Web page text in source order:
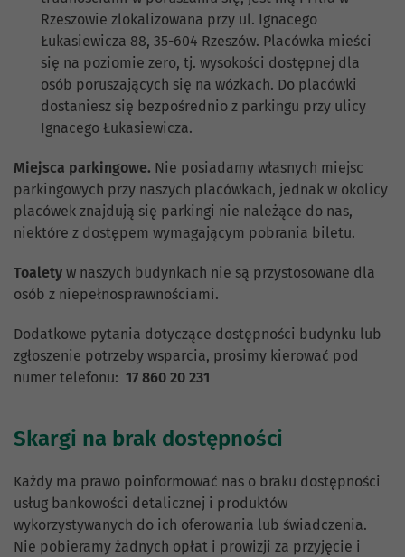
Rzeszowie zlokalizowana przy ul. Ignacego
Łukasiewicza 88, 35-604 Rzeszów. Placówka mieści
się na poziomie zero, tj. wysokości dostępnej dla
osób poruszających się na wózkach. Do placówki
dostaniesz się bezpośrednio z parkingu przy ulicy
Ignacego Łukasiewicza.
Miejsca parkingowe. Nie posiadamy własnych miejsc
parkingowych przy naszych placówkach, jednak w okolicy
placówek znajdują się parkingi nie należące do nas,
niektóre z dostępem wymagającym pobrania biletu.
Toalety w naszych budynkach nie są przystosowane dla
osób z niepełnosprawnościami.
Dodatkowe pytania dotyczące dostępności budynku lub
zgłoszenie potrzeby wsparcia, prosimy kierować pod
numer telefonu: 17 860 20 231
Skargi na brak dostępności
Każdy ma prawo poinformować nas o braku dostępności
usług bankowości detalicznej i produktów
wykorzystywanych do ich oferowania lub świadczenia.
Nie pobieramy żadnych opłat i prowizji za przyjęcie i